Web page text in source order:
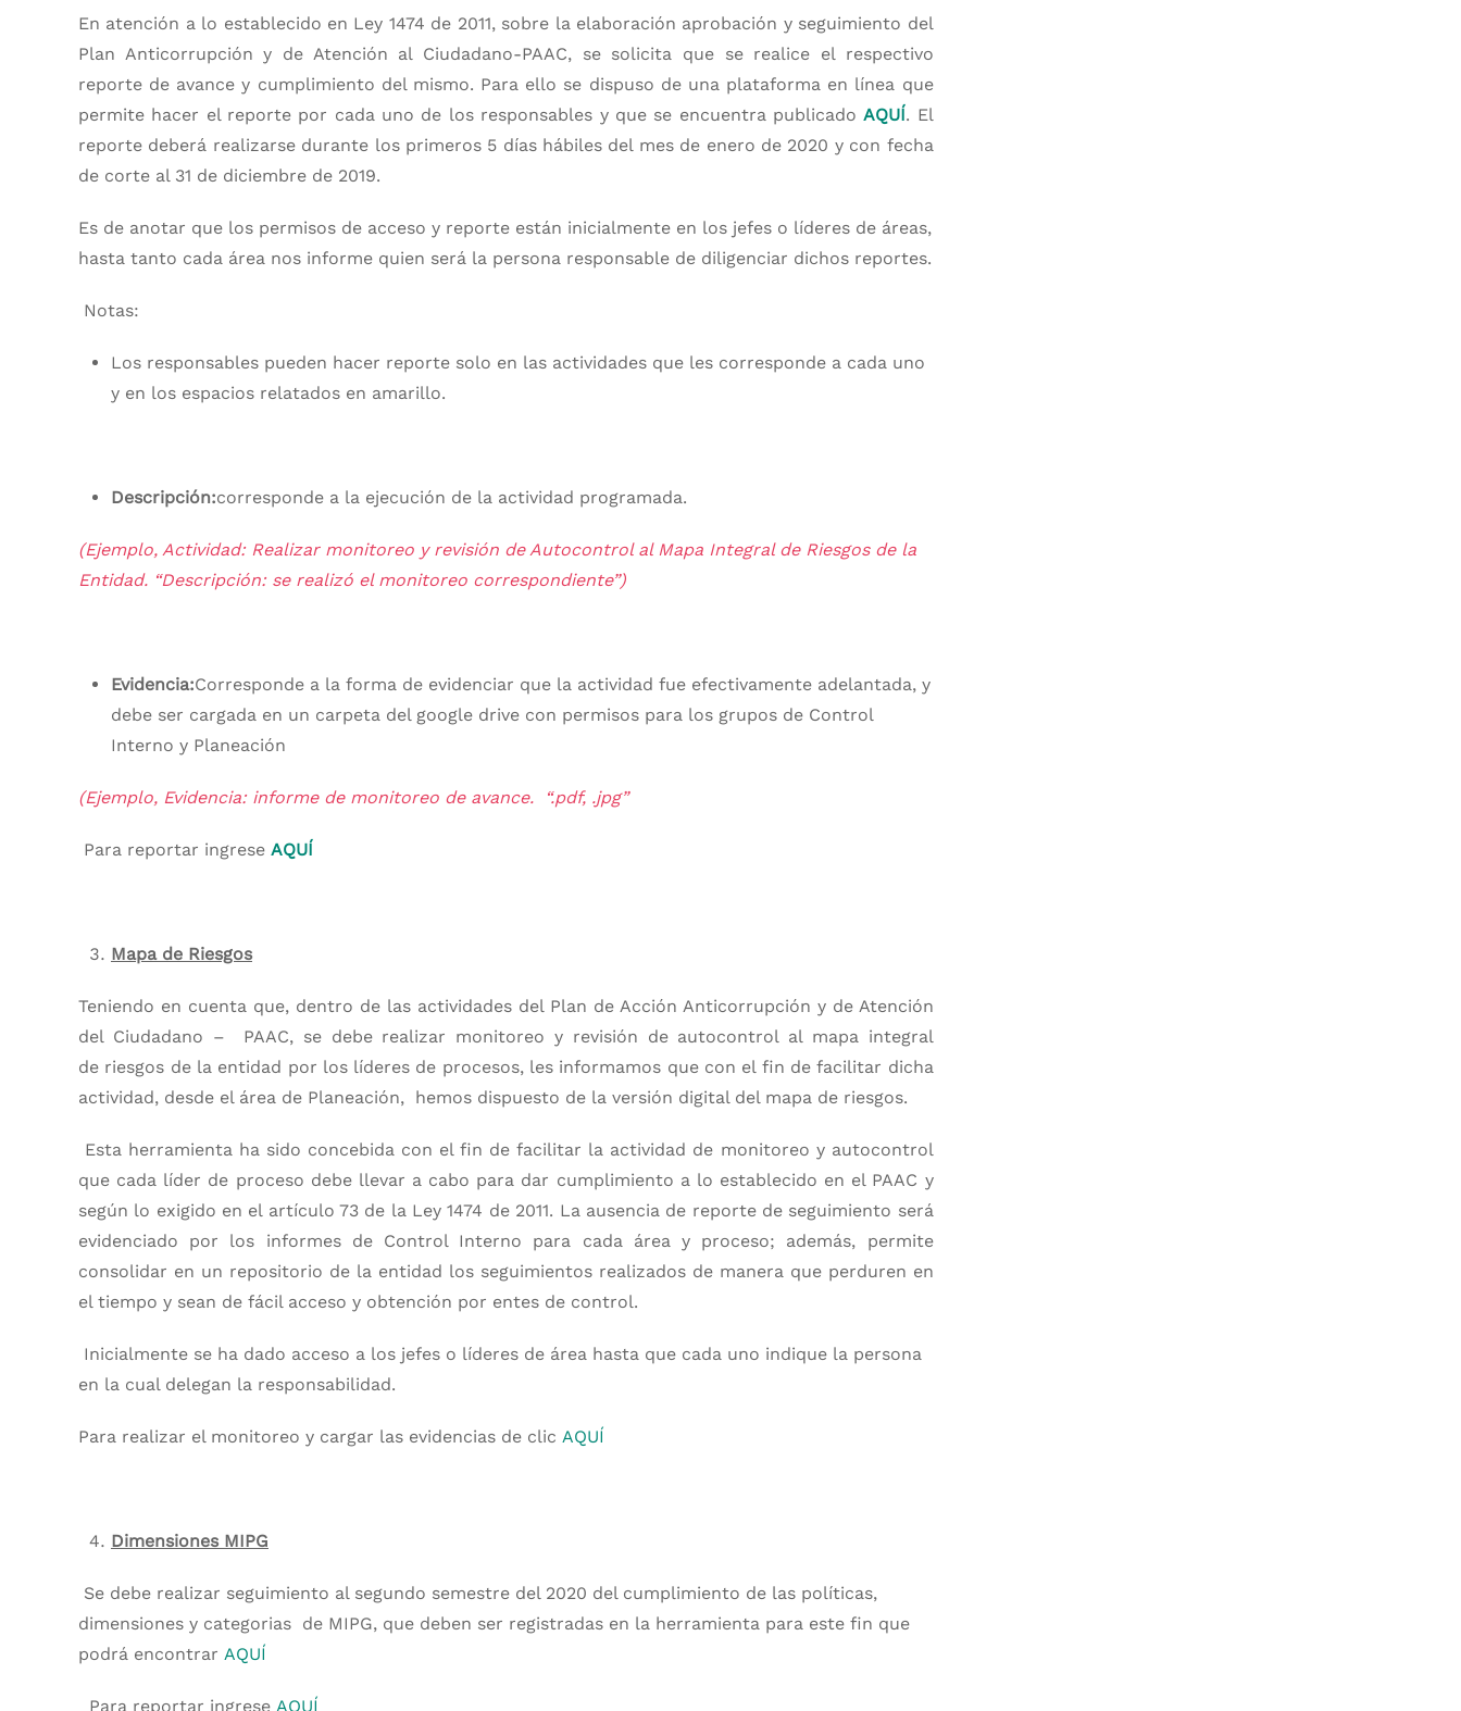
En atención a lo establecido en Ley 1474 de 2011, sobre la elaboración aprobación y seguimiento del
Plan Anticorrupción y de Atención al Ciudadano-PAAC, se solicita que se realice el respectivo
reporte de avance y cumplimiento del mismo. Para ello se dispuso de una plataforma en línea que
permite hacer el reporte por cada uno de los responsables y que se encuentra publicadoAQUÍ. El
reporte deberá realizarse durante los primeros 5 días hábiles del mes de enero de 2020 y con fecha
de corte al 31 de diciembre de 2019.
Es de anotar que los permisos de acceso y reporte están inicialmente en los jefes o líderes de áreas,
hasta tanto cada área nos informe quien será la persona responsable de diligenciar dichos reportes.
Notas:
Los responsables pueden hacer reporte solo en las actividades que les corresponde a cada uno
y en los espacios relatados en amarillo.
Descripción:corresponde a la ejecución de la actividad programada.
(Ejemplo, Actividad: Realizar monitoreo y revisión de Autocontrol al Mapa Integral de Riesgos de la
Entidad. “Descripción: se realizó el monitoreo correspondiente”)
Evidencia:Corresponde a la forma de evidenciar que la actividad fue efectivamente adelantada, y
debe ser cargada en un carpeta del google drive con permisos para los grupos de Control
Interno y Planeación
(Ejemplo, Evidencia: informe de monitoreo de avance. “.pdf, .jpg”
Para reportar ingrese AQUÍ
Mapa de Riesgos
Teniendo en cuenta que, dentro de las actividades del Plan de Acción Anticorrupción y de Atención
del Ciudadano – PAAC, se debe realizar monitoreo y revisión de autocontrol al mapa integral
de riesgos de la entidad por los líderes de procesos, les informamos que con el fin de facilitar dicha
actividad, desde el área de Planeación, hemos dispuesto de la versión digital del mapa de riesgos.
Esta herramienta ha sido concebida con el fin de facilitar la actividad de monitoreo y autocontrol
que cada líder de proceso debe llevar a cabo para dar cumplimiento a lo establecido en el PAAC y
según lo exigido en el artículo 73 de la Ley 1474 de 2011. La ausencia de reporte de seguimiento será
evidenciado por los informes de Control Interno para cada área y proceso; además, permite
consolidar en un repositorio de la entidad los seguimientos realizados de manera que perduren en
el tiempo y sean de fácil acceso y obtención por entes de control.
Inicialmente se ha dado acceso a los jefes o líderes de área hasta que cada uno indique la persona
en la cual delegan la responsabilidad.
Para realizar el monitoreo y cargar las evidencias de clic AQUÍ
Dimensiones MIPG
Se debe realizar seguimiento al segundo semestre del 2020 del cumplimiento de las políticas,
dimensiones y categorias de MIPG, que deben ser registradas en la herramienta para este fin que
podrá encontrar AQUÍ
Para reportar ingrese AQUÍ